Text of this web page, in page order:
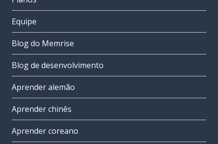
Equipe
Blog do Memrise
Blog de desenvolvimento
Aprender alemão
Aprender chinês
Aprender coreano